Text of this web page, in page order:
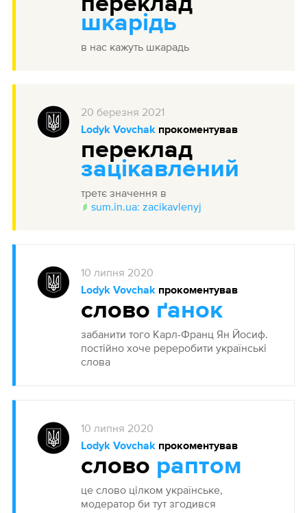
шкарідь
в нас кажуть шкарадь
20 березня 2021
Lodyk Vovchakпрокоментував
переклад
зацікавлений
третє значення в
sum.in.ua: zacikavlenyj
10 липня 2020
Lodyk Vovchakпрокоментував
cлово ґанок
забанити того Карл-Франц Ян Йосиф.
постійно хоче ререробити українські
слова
10 липня 2020
Lodyk Vovchakпрокоментував
cлово раптом
це слово цілком українське,
модератор би тут згодився